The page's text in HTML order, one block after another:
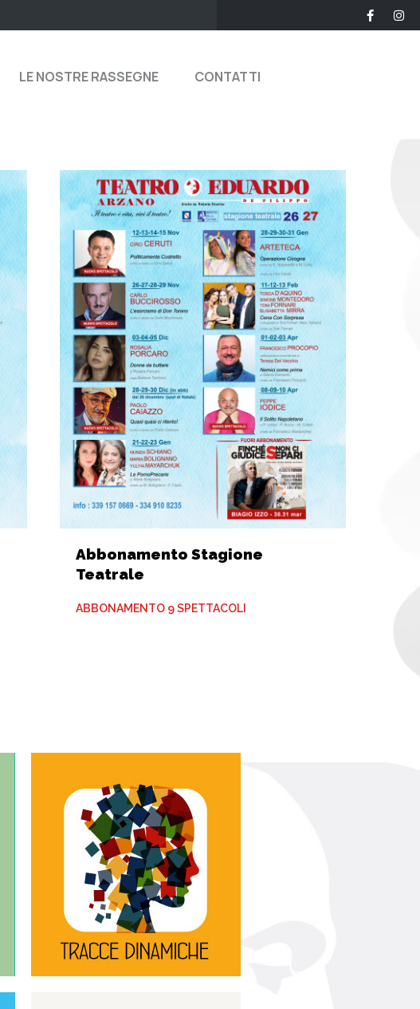
LE NOSTRE RASSEGNE CONTATTI
Abbonamento Stagione
Teatrale
ABBONAMENTO 9 SPETTACOLI
Tracce dinamiche
Tracce Dinamiche è una
rassegna di teatro
d’innovazione e sperimentale.
Continua